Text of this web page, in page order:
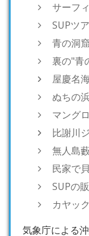
サーフ
SUPツ
青の洞
裏の"青
屋慶名
ぬちの
マング
比謝川
無人島
民家で
SUPの
カヤッ
気象庁による